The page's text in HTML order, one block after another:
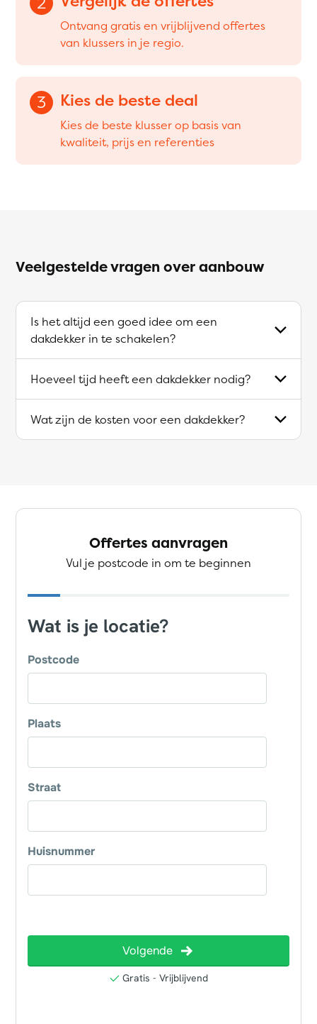
Ontvang gratis en vrijblijvend offertes
van klussers in je regio.
3 Kies de beste deal
Kies de beste klusser op basis van
kwaliteit, prijs en referenties
Veelgestelde vragen over aanbouw
Is het altijd een goed idee om een
dakdekker in te schakelen?
Hoeveel tijd heeft een dakdekker nodig?
Wat zijn de kosten voor een dakdekker?
Offertes aanvragen
Vul je postcode in om te beginnen